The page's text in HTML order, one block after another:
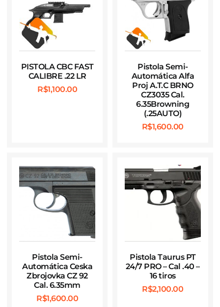
PISTOLA CBC FAST
CALIBRE .22 LR
R$1,100.00
Pistola Semi-
Automática Alfa
Proj A.T.C BRNO
CZ3035 Cal.
6.35Browning
(.25AUTO)
R$1,600.00
Pistola Semi-
Automática Ceska
Zbrojovka CZ 92
Cal. 6.35mm
R$1,600.00
Pistola Taurus PT
24/7 PRO – Cal .40 –
16 tiros
R$2,100.00